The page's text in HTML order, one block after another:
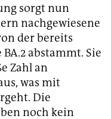
sorgt nun
nachgewiesene
der bereits
abstammt. Sie
Zahl an
was mit
Die
noch kein